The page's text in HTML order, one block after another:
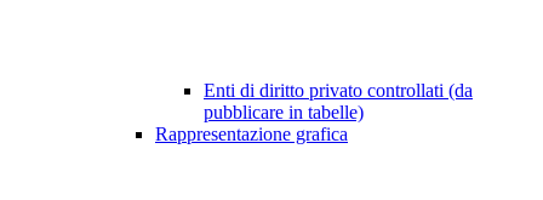
Enti di diritto privato controllati (da
pubblicare in tabelle)
Rappresentazione grafica